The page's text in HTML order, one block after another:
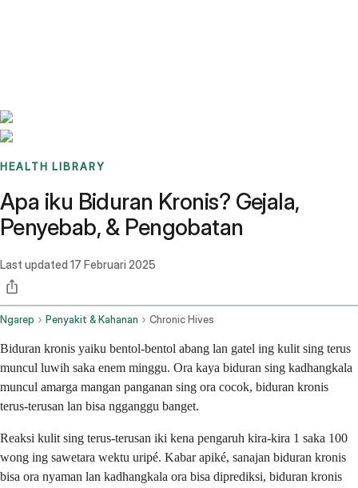
HEALTH LIBRARY
Apa iku Biduran Kronis? Gejala,
Penyebab, & Pengobatan
Last updated 17 Februari 2025
Ngarep Penyakit & Kahanan Chronic Hives
Biduran kronis yaiku bentol-bentol abang lan gatel ing kulit sing terus
muncul luwih saka enem minggu. Ora kaya biduran sing kadhangkala
muncul amarga mangan panganan sing ora cocok, biduran kronis
terus-terusan lan bisa ngganggu banget.
Reaksi kulit sing terus-terusan iki kena pengaruh kira-kira 1 saka 100
wong ing sawetara wektu uripé. Kabar apiké, sanajan biduran kronis
bisa ora nyaman lan kadhangkala ora bisa diprediksi, biduran kronis